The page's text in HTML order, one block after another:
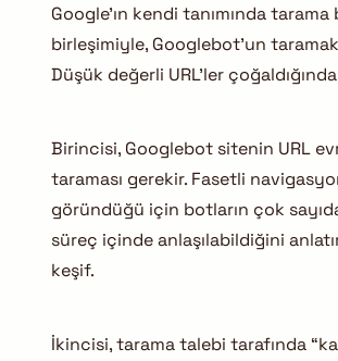
Google’ın kendi tanımında
birleşimiyle, Googlebot’un
Düşük değerli URL’ler
Birincisi, Googlebot sitenin URL
taraması gerekir. Fasetli
göründüğü için botların çok
süreç içinde anlaşılabildiğini
keşif.
İkincisi, tarama talebi tarafında